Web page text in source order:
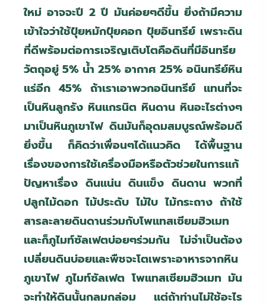
ใหม่ อาจจะปี 2 ปี มันค่อยๆดีขึ้น ยิ่งถ้ามีความ
เข้าใจว่าใช้ปุ๋ยหมักปุ๋ยคอก ปุ๋ยอินทรีย์ เพราะดิน
ที่ดีพร้อมต่อการเจริญเติบโตคือดินที่มีอินทรีย
วัตถุอยู่ 5% น้ำ 25% อากาศ 25% อนินทรีย์หิน
แร่อีก 45% ถ้าเราเอาพวกอนินทรีย์ แทนที่จะ
เป็นหินลูกรัง หินแกรนิต หินดาน หินอะไรต่างๆ
มาเป็นหินภูเขาไฟ ดินมันก็อุดมสมบูรณ์พร้อมดี
ยิ่งขึ้น ก็คิดว่าเพื่อนๆได้แนวคิด ได้พื้นฐาน
เรื่องของการใช้เครื่องมือหรือตัวช่วยในการแก้
ปัญหาเรื่อง ดินแน่น ดินแข็ง ดินดาน พวกที่
ปลูกไม้ดอก ไม้ประดับ ไม้ใบ ไม้กระถาง ถ้าใช้
สารละลายดินดานร่วมกับโพแทสเซียมฮิวเมท
และก็ภูไมท์ซัลเฟตบ่อยๆร่วมกัน ไม่จำเป็นต้อง
เปลี่ยนดินบ่อยและพืชจะโตเพราะอาหารจากหิน
ภูเขาไฟ ภูไมท์ซัลเฟต โพแทสเซียมฮิวเมท มัน
จะทำให้ดินนั้นกลมกล่อม แต่ถ้าท่านไม่ใช้อะไร